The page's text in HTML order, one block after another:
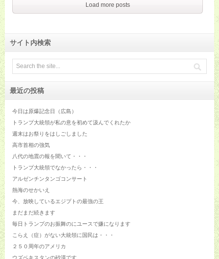
Load more posts
サイト内検索
最近の投稿
今日は原爆記念日（広島）
トランプ大統領が私の意を初めて汲んでくれたか
週末はお祭りをはしごしました
高市首相の強気
八代の地震の報を聞いて・・・
トランプ大統領でなかったら・・・
アルゼンチンタンゴコンサート
熱海のせかいえ
今、放映しているエジプトの最強の王
まだまだ続きます
毎日トランプのお振舞のにユースで嫌になります
こらえ（症）がない大統領に国民は・・・
２５０周年のアメリカ
ウズベキスタンの砂漠です